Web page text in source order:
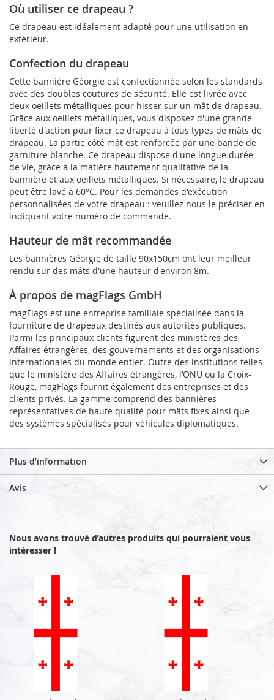
Où utiliser ce drapeau ?
Ce drapeau est idéalement adapté pour une utilisation en
extérieur.
Confection du drapeau
Cette bannière Géorgie est confectionnée selon les standards
avec des doubles coutures de sécurité. Elle est livrée avec
deux oeillets métalliques pour hisser sur un mât de drapeau.
Grâce aux oeillets métalliques, vous disposez d'une grande
liberté d'action pour fixer ce drapeau à tous types de mâts de
drapeau. La partie côté mât est renforcée par une bande de
garniture blanche. Ce drapeau dispose d'une longue durée
de vie, grâce à la matière hautement qualitative de la
bannière et aux oeillets métalliques. Si nécessaire, le drapeau
peut être lavé à 60°C. Pour les demandes d'exécution
personnalisées de votre drapeau : veuillez nous le préciser en
indiquant votre numéro de commande.
Hauteur de mât recommandée
Les bannières Géorgie de taille 90x150cm ont leur meilleur
rendu sur des mâts d'une hauteur d'environ 8m.
À propos de magFlags GmbH
magFlags est une entreprise familiale spécialisée dans la
fourniture de drapeaux destinés aux autorités publiques.
Parmi les principaux clients figurent des ministères des
Affaires étrangères, des gouvernements et des organisations
internationales du monde entier. Outre des institutions telles
que le ministère des Affaires étrangères, l’ONU ou la Croix-
Rouge, magFlags fournit également des entreprises et des
clients privés. La gamme comprend des bannières
représentatives de haute qualité pour mâts fixes ainsi que
des systèmes spécialisés pour véhicules diplomatiques.
Plus d’information
Avis
Nous avons trouvé d’autres produits qui pourraient vous
intéresser !